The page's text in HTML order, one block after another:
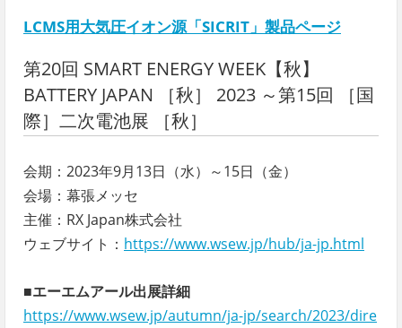
LCMS用大気圧イオン源「SICRIT」製品ページ
第20回 SMART ENERGY WEEK【秋】
BATTERY JAPAN ［秋］ 2023 ～第15回 ［国
際］二次電池展 ［秋］
会期：2023年9月13日（水）～15日（金）
会場：幕張メッセ
主催：RX Japan株式会社
ウェブサイト： https://www.wsew.jp/hub/ja-jp.html
■エーエムアール出展詳細
https://www.wsew.jp/autumn/ja-jp/search/2023/dire